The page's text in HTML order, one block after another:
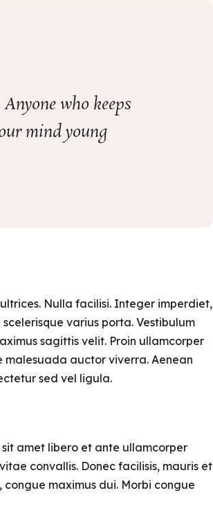
who keeps
mind young
Nulla facilisi. Integer imperdiet,
varius porta. Vestibulum
sagittis velit. Proin ullamcorper
malesuada auctor viverra. Aenean
sed vel ligula.
sit amet libero et ante ullamcorper
convallis. Donec facilisis, mauris et
maximus dui. Morbi congue